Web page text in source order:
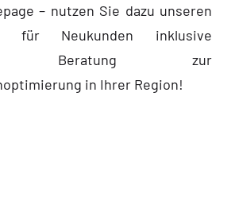
– nutzen Sie dazu unseren
für Neukunden inklusive
Beratung zur
in Ihrer Region!